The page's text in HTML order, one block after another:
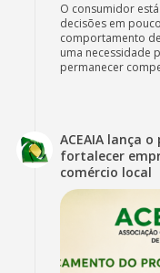
O consumidor
decisões em
comportamento
uma necessidade
permanecer
ACEAIA lança
fortalecer
comércio local